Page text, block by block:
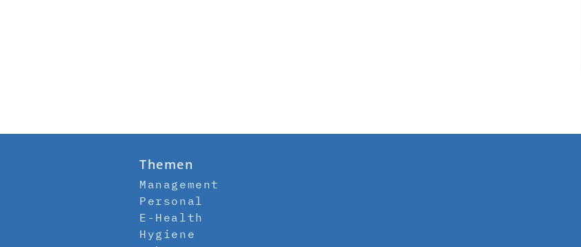
Themen
Management
Personal
E-Health
Hygiene